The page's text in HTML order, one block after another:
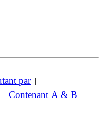
par|
| Contenant A & B |